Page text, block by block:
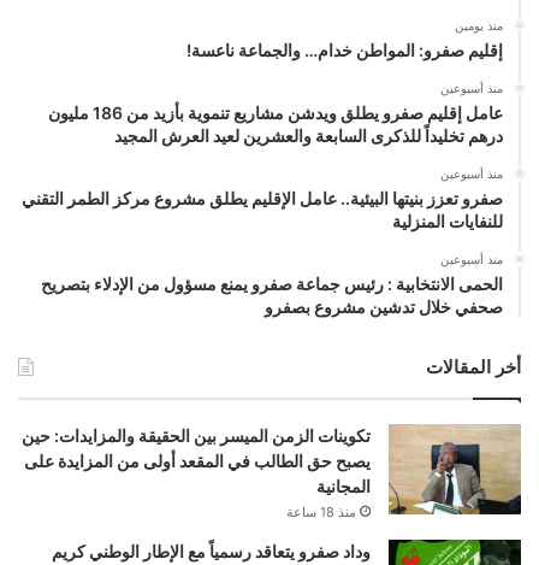
منذ يومين
إقليم صفرو: المواطن خدام… والجماعة ناعسة!
منذ أسبوعين
عامل إقليم صفرو يطلق ويدشن مشاريع تنموية بأزيد من 186 مليون
درهم تخليداً للذكرى السابعة والعشرين لعيد العرش المجيد
منذ أسبوعين
صفرو تعزز بنيتها البيئية.. عامل الإقليم يطلق مشروع مركز الطمر التقني
للنفايات المنزلية
منذ أسبوعين
الحمى الانتخابية : رئيس جماعة صفرو يمنع مسؤول من الإدلاء بتصريح
صحفي خلال تدشين مشروع بصفرو
أخر المقالات
تكوينات الزمن الميسر بين الحقيقة والمزايدات: حين
يصبح حق الطالب في المقعد أولى من المزايدة على
المجانية
منذ 18 ساعة
وداد صفرو يتعاقد رسمياً مع الإطار الوطني كريم